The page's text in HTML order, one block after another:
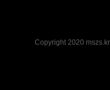
Copyright 2020